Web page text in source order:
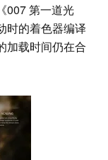
007 第一道光
时的着色器编译
加载时间仍在合